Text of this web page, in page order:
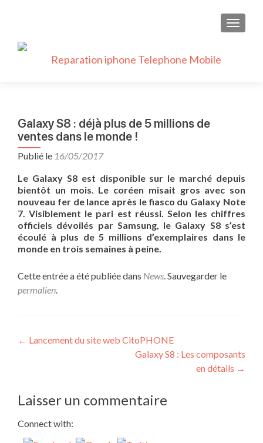
Galaxy S8 : déjà plus de 5 millions de
ventes dans le monde !
Publié le 16/05/2017
Le Galaxy S8 est disponible sur le marché depuis
bientôt un mois. Le coréen misait gros avec son
nouveau fer de lance après le fiasco du Galaxy Note
7. Visiblement le pari est réussi. Selon les chiffres
officiels dévoilés par Samsung, le Galaxy S8 s’est
écoulé à plus de 5 millions d’exemplaires dans le
monde en trois semaines à peine.
Cette entrée a été publiée dans News. Sauvegarder le
permalien.
Navigation
← Lancement du site web CitoPHONE
Galaxy S8 : Les composants
en détails →
Laisser un commentaire
Connect with: